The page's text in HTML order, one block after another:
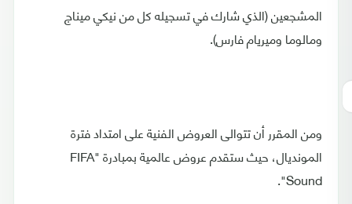
المشجعين (الذي شارك في تسجيله كل من نيكي ميناج
ومالوما وميريام فارس).
ومن المقرر أن تتوالى العروض الفنية على امتداد فترة
المونديال، حيث ستقدم عروض عالمية بمبادرة "FIFA
Sound".